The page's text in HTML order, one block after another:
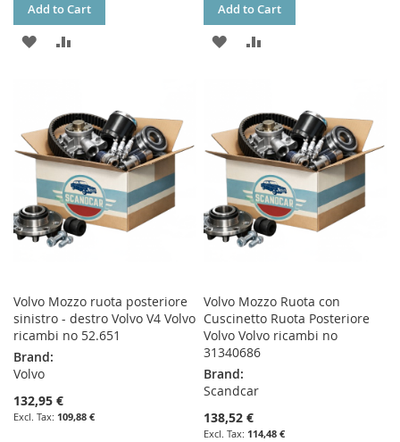
Add to Cart
ADD
LIST
Add to Cart
ADD
LIST
Volvo Mozzo ruota posteriore
sinistro - destro Volvo V4 Volvo
ricambi no 52.651
Brand:
Volvo
132,95 €
109,88 €
Volvo Mozzo Ruota con
Cuscinetto Ruota Posteriore
Volvo Volvo ricambi no
31340686
Brand:
Scandcar
138,52 €
114,48 €